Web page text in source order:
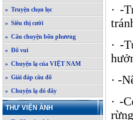
» Truyện chọn lọc
» Siêu thị cười
» Câu chuyện bốn phương
» Đố vui
» Chuyện lạ của VIỆT NAM
» Giải đáp câu đố
» Chuyện lạ đó đây
THƯ VIỆN ẢNH
· -
· -
· -
· -